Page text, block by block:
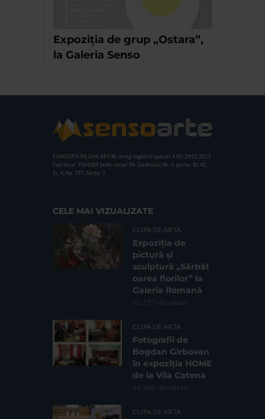
Expoziția de grup „Ostara”,
la Galeria Senso
FUNDATIA FILDAS ART Nr inreg registrul special: 4 PJ/ 29.01.2013
Cod fiscal: 9164384 Sediu social: Str. Delfinului, Nr. 6, parter Bl. 42,
Sc. 4, Ap. 197, Sector 2
CELE MAI VIZUALIZATE
CLIPA DE ARTA
Expoziția de
pictură și
sculptură „Sărbăt
oarea florilor” la
Galeria Romană
62.727 vizualizari
CLIPA DE ARTA
Fotografii de
Bogdan Gîrbovan
în expoziția HOME
de la Vila Catena
16.206 vizualizari
CLIPA DE ARTA